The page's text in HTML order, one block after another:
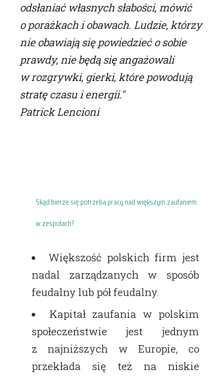
odsłaniać własnych słabości, mówić
o porażkach i obawach. Ludzie, którzy
nie obawiają się powiedzieć o sobie
prawdy, nie będą się angażowali
w rozgrywki, gierki, które powodują
stratę czasu i energii."
Patrick Lencioni
Skąd bierze się potrzeba pracy nad większym zaufaniem
w zespołach?
Większość polskich firm jest
nadal zarządzanych w sposób
feudalny lub pół feudalny.
Kapitał zaufania w polskim
społeczeństwie jest jednym
z najniższych w Europie, co
przekłada się też na niskie